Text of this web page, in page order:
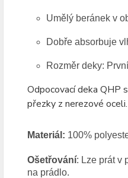
Umělý beránek v
Dobře absorbuje
Rozměr deky:
Odpocovací deka QHP
přezky z nerezové oceli.
Materiál: 100%
Ošetřování: Lze prát v
na prádlo.